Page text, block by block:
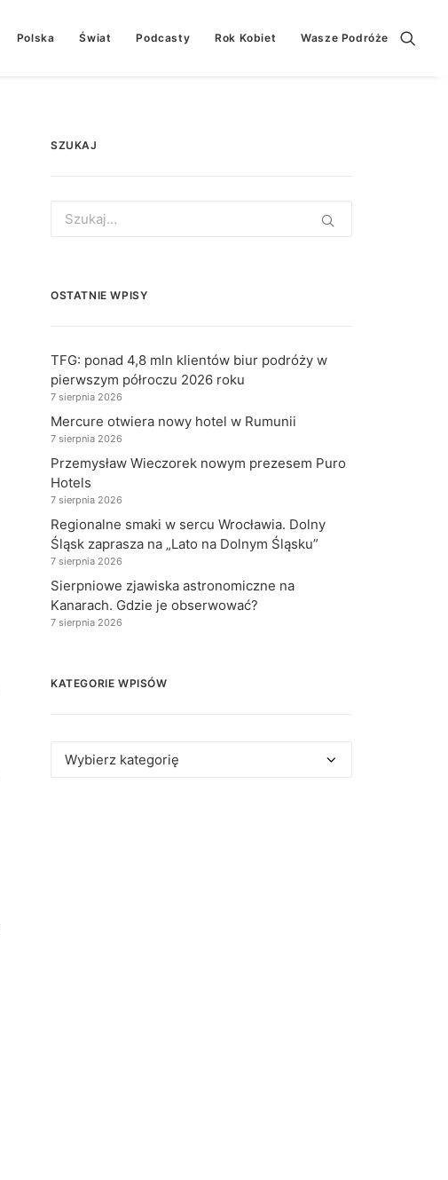
Polska Świat Podcasty Rok Kobiet Wasze Podróże
SZUKAJ
for:
OSTATNIE WPISY
TFG: ponad 4,8 mln klientów biur podróży w
pierwszym półroczu 2026 roku
7 sierpnia 2026
Mercure otwiera nowy hotel w Rumunii
7 sierpnia 2026
Przemysław Wieczorek nowym prezesem Puro
Hotels
7 sierpnia 2026
Regionalne smaki w sercu Wrocławia. Dolny
Śląsk zaprasza na „Lato na Dolnym Śląsku”
7 sierpnia 2026
Sierpniowe zjawiska astronomiczne na
Kanarach. Gdzie je obserwować?
7 sierpnia 2026
KATEGORIE WPISÓW
Kategorie